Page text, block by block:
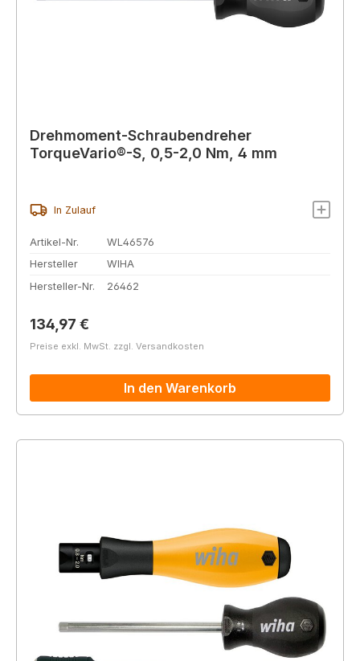
Drehmoment-Schraubendreher
TorqueVario®-S, 0,5-2,0 Nm, 4 mm
In Zulauf
Artikel-Nr.
WL46576
Hersteller
WIHA
Hersteller-Nr.
26462
Regulärer Preis:
134,97 €
Preise exkl. MwSt. zzgl. Versandkosten
In den Warenkorb